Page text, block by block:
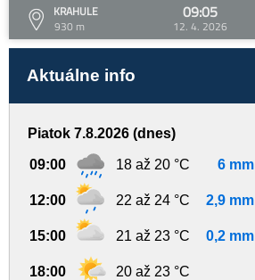
KRAHULE
930 m
09:05
12. 4. 2026
Aktuálne info
Piatok 7.8.2026 (dnes)
09:00 18 až 20 °C 6 mm
12:00 22 až 24 °C 2,9 mm
15:00 21 až 23 °C 0,2 mm
18:00 20 až 23 °C